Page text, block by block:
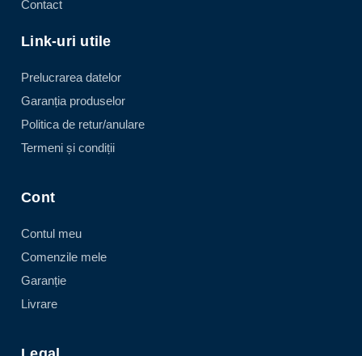
Contact
Link-uri utile
Prelucrarea datelor
Garanția produselor
Politica de retur/anulare
Termeni și condiții
Cont
Contul meu
Comenzile mele
Garanție
Livrare